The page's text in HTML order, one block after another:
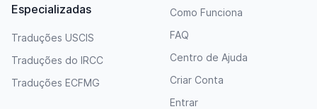
Especializadas
Traduções USCIS
Traduções do IRCC
Traduções ECFMG
Como Funciona
FAQ
Centro de Ajuda
Criar Conta
Entrar